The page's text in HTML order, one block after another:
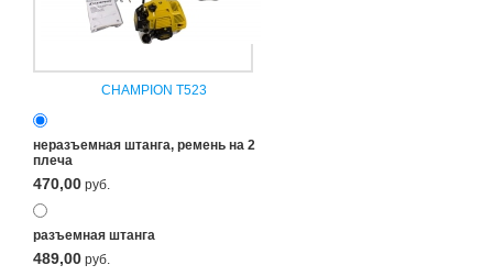
CHAMPION Т523
неразъемная штанга, ремень на 2
плеча
470,00 руб.
разъемная штанга
489,00 руб.